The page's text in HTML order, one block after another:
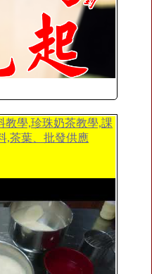
教學,珍珠奶茶教學,課
,茶葉、批發供應